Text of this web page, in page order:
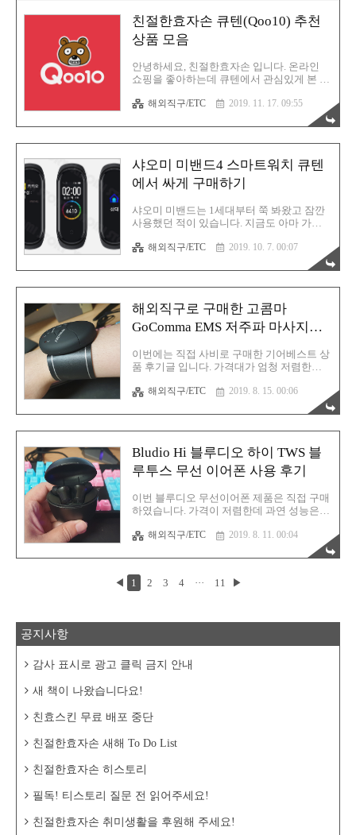
지금도 여행갈 때 혹은 Vlog 찍을 때 종종 사
용하고 있습니다. 셀카봉도 되며 더불어 삼
각대도 됩니다. 완전 추천합니다. 아래에 후
기글을 올리도록 하겠습니다. 샤오미 블루투
스 셀카봉 & 삼각대 샤오미 이라이트
MJDP02YL 스마트 LED 전구 지금도 잘 사용
중 입니다. 이케아 장스탠드에 이걸 장착해
놨습니다. 리뷰용 사진을 찍을 때 이게 요긴
하게 쓰이고 있습니다. I..
친절한효자손 큐텐(Qoo10) 추천
상품 모음
안녕하세요, 친절한효자손 입니다. 온라인
쇼핑을 좋아하는데 큐텐에서 관심있게 본 상
키보드를 두드리고 있습니다. 제 블로그에
들어오시는 분들도 저와 관심사가 비슷하신
분들이 많으실 거라고 생각합니다. 아마 이
제품을 보시면 "어억?! 이런 제품이...!!!" 하고
이 페이지는 꾸준히 업데이트 될 예정 입니
다. 제품이란게 늘 새로 생기고 사라지는게
일상인데다 점차 그 주기도 짧아지고 있기
때문에 아마 자주 업데이트가 되지 않을까
싶습니다. 그러니 관심 있으신 분들은 이 페
이지를 즐겨찾기(북마크) 해두시고 이따금씩
심심하실때마다 한번씩 들러주시면 도움이
될 것입니다. 아 진짜 만수르처럼 돈만 많으
면 아무 고민없이 마구 장바구니..
해외직구/ETC 2019. 11. 17. 09:55
샤오미 미밴드4 스마트워치 큐텐
에서 싸게 구매하기
샤오미 미밴드는 1세대부터 쭉 봐왔고 잠깐
사용했던 적이 있습니다. 지금도 아마 가지
하게 쌓여만 가고 있겠지요. 평소 윈도우 쇼
핑을 즐기기 때문에 샤오미 미밴드4 소식은
쉽게 접할 수 있었습니다. 현재 한글 패치가
완료가 된 제품으로 저렴하게 판매가 되는
오미 미밴드4 한글 패치 상품을 싸게 사자!개
인적으로 이제 더 이상 대륙의 실수라는 이
런 키워드는 안 썼으면 좋겠어요. 생각해보
세요. 실수겠습니까? 샤오미가 작정하고 만
든거죠. 실수니 뭐니 이런 마케팅 용어는 이
제 한 물 갔으니까 저는 앞으로 사용하지 않
을 것 입니다. 이건 1세대를 시작으로 3세대
를 거쳐 사용자들이 어떤 기능을 가장 선호
하는지 파악하고 제대로 만든 ..
해외직구/ETC 2019. 10. 7. 00:07
해외직구로 구매한 고콤마
GoComma EMS 저주파 마사지기
이번에는 직접 사비로 구매한 기어베스트 상
품 후기글 입니다. 가격대가 엄청 저렴한
운동선수를 모델로 마케팅을 많이 하는 제품
으로 근육을 키우는데 도움을 주는 마사지기
라는 설명을 담고 있습니다. 하지만 저는 근
육 증강의 목적으로 구매를 하지 않고, 근육
목이 뻐근할때가 종종 있어서 실제로 이런
저주파 마사지기를 사용해서 손목의 뻐근함
을 해결하시는 분들이 많다는 이야기를 들었
습니다. 말그대로 손목에 붙여서 하루 10~15
분 정도 마사지를 해주면 상당히 도움이 된
다는 것 입니다. 이걸 실제로 해봤습니다. 결
과는 어땠을까요? 사실이었습니다. 놀랍게
도 뻐근함과 통증이 사라지는 것 입니다. 가
끔 허리도 뻐근할때가 있는데 이제 이녀석..
해외직구/ETC 2019. 8. 15. 00:06
Bludio Hi 블루디오 하이 TWS 블
루투스 무선 이어폰 사용 후기
이번 블루디오 무선이어폰 제품은 직접 구매
하였습니다. 가격이 저렴한데 과연 성능은
며 마침내 사용해본 소감은... 딱! 이건 가격
만큼만 하는 제품이구나 라는 것 이었습니
다. 생각보다 마감도는 떨어지고 마치 장난
감 이어폰과 같았습니다. 그나마 다행인건
소리는 어느정도 평타는 치는 것 같구요. 중
웅왕웅~ 하는걸 일부러 키워서 좀 음질이 풍
차라리 이 녀석을 구매할바에 이미 대중적으
사시는게 여러모로 이득일 것 같습니다. 그
해외직구/ETC 2019. 8. 11. 00:04
◀ 1 2 3 4 ··· 11 ▶
공지사항
감사 표시로 광고 클릭 금지 안내
새 책이 나왔습니다요!
친효스킨 무료 배포 중단
친절한효자손 새해 To Do List
친절한효자손 히스토리
필독! 티스토리 질문 전 읽어주세요!
친절한효자손 취미생활을 후원해 주세요!